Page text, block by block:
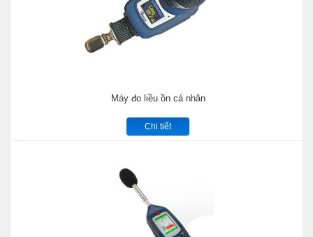
Máy đo liều ồn cá nhân
Chi tiết